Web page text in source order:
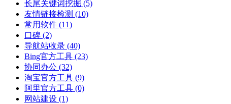
长尾关键词挖掘 (5)
友情链接检测 (10)
常用软件 (11)
口碑 (2)
导航站收录 (40)
Bing官方工具 (23)
协同办公 (32)
淘宝官方工具 (9)
阿里官方工具 (0)
网站建设 (1)